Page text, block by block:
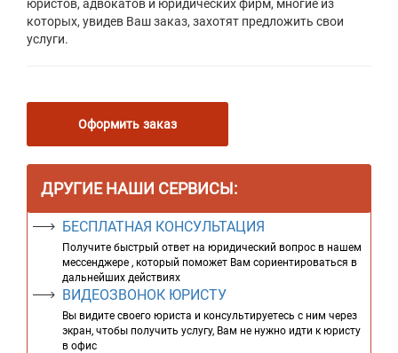
юристов, адвокатов и юридических фирм, многие из
которых, увидев Ваш заказ, захотят предложить свои
услуги.
Оформить заказ
ДРУГИЕ НАШИ СЕРВИСЫ:
БЕСПЛАТНАЯ КОНСУЛЬТАЦИЯ
Получите быстрый ответ на юридический вопрос в нашем
мессенджере , который поможет Вам сориентироваться в
дальнейших действиях
ВИДЕОЗВОНОК ЮРИСТУ
Вы видите своего юриста и консультируетесь с ним через
экран, чтобы получить услугу, Вам не нужно идти к юристу
в офис